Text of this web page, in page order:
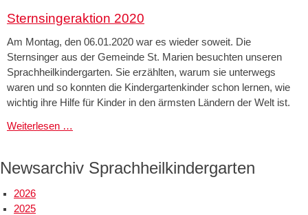
Sternsingeraktion 2020
Am Montag, den 06.01.2020 war es wieder soweit. Die
Sternsinger aus der Gemeinde St. Marien besuchten unseren
Sprachheilkindergarten. Sie erzählten, warum sie unterwegs
waren und so konnten die Kindergartenkinder schon lernen, wie
wichtig ihre Hilfe für Kinder in den ärmsten Ländern der Welt ist.
Weiterlesen …
Newsarchiv Sprachheilkindergarten
2026
2025